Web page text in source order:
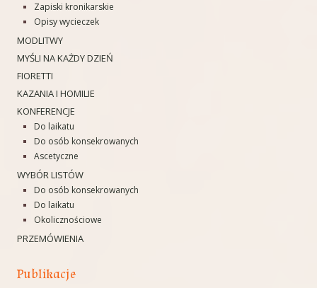
Zapiski kronikarskie
Opisy wycieczek
MODLITWY
MYŚLI NA KAŻDY DZIEŃ
FIORETTI
KAZANIA I HOMILIE
KONFERENCJE
Do laikatu
Do osób konsekrowanych
Ascetyczne
WYBÓR LISTÓW
Do osób konsekrowanych
Do laikatu
Okolicznościowe
PRZEMÓWIENIA
Publikacje